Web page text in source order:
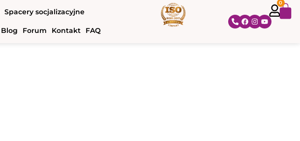
Spacery socjalizacyjne
Blog Forum Kontakt FAQ
0